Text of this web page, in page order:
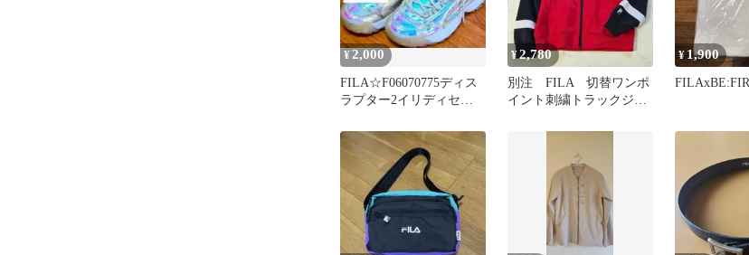
¥ 2,000
FILA☆F06070775ディス
ラプター2イリディセン
¥2,780
別注 FILA 切替ワンポ
イント刺繍トラックジャ
Ｍ スポーツ
¥ 1,900